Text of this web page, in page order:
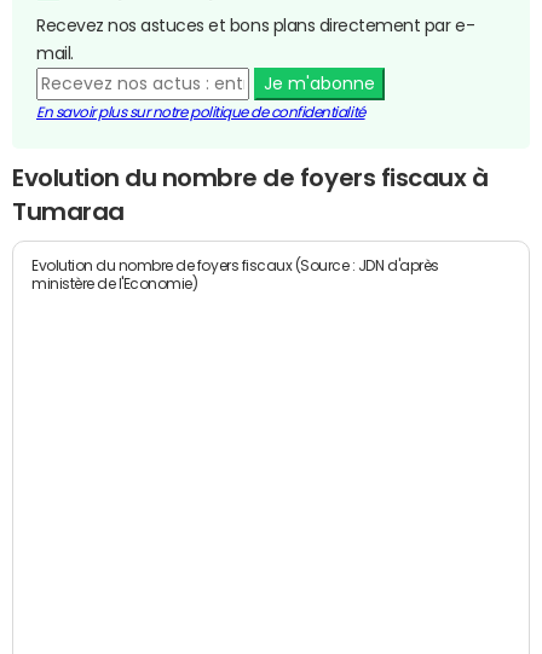
Recevez nos astuces et bons plans directement par e-
mail.
Je m'abonne
En savoir plus sur notre politique de confidentialité
Evolution du nombre de foyers fiscaux à
Tumaraa
Evolution du nombre de foyers fiscaux (Source : JDN d'après
ministère de l'Economie)